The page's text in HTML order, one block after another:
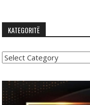
KATEGORITË
Kategoritë